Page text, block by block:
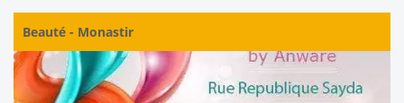
Beauté - Monastir